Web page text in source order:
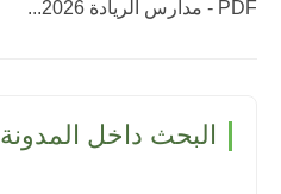
PDF - مدارس الريادة 2026...
البحث داخل المدونة